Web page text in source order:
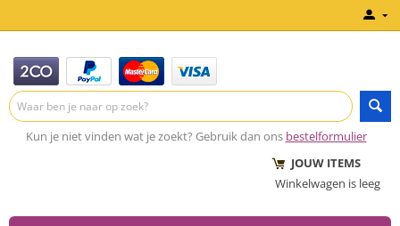
Kun je niet vinden wat je zoekt? Gebruik dan ons bestelformulier
JOUW ITEMS
Winkelwagen is leeg